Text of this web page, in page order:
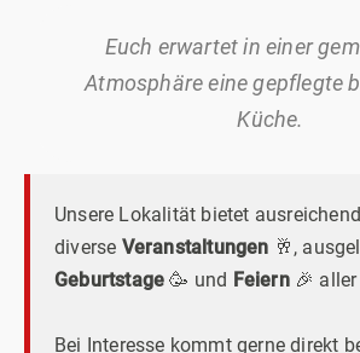
Euch erwartet in einer
Atmosphäre eine gepflegte
Küche.
Unsere Lokalität bietet
diverse Veranstaltungen 🥂,
Geburtstage 🥳 und Feiern🎉 aller
Bei Interesse kommt gerne direkt